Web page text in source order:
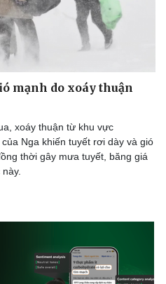
mạnh do xoáy thuận
xoáy thuận từ khu vực
Nga khiến tuyết rơi dày và gió
thời gây mưa tuyết, băng giá